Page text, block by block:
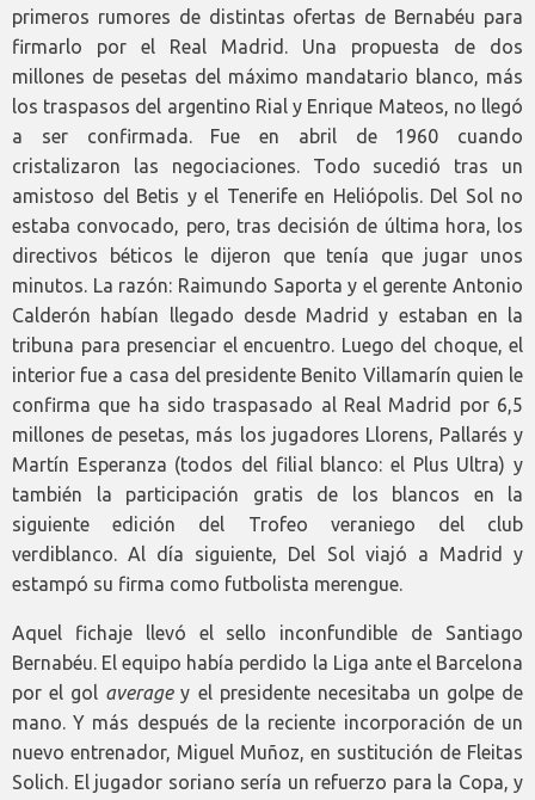
primeros rumores de distintas ofertas de Bernabéu para
firmarlo por el Real Madrid. Una propuesta de dos
millones de pesetas del máximo mandatario blanco, más
los traspasos del argentino Rial y Enrique Mateos, no llegó
a ser confirmada. Fue en abril de 1960 cuando
cristalizaron las negociaciones. Todo sucedió tras un
amistoso del Betis y el Tenerife en Heliópolis. Del Sol no
estaba convocado, pero, tras decisión de última hora, los
directivos béticos le dijeron que tenía que jugar unos
minutos. La razón: Raimundo Saporta y el gerente Antonio
Calderón habían llegado desde Madrid y estaban en la
tribuna para presenciar el encuentro. Luego del choque, el
interior fue a casa del presidente Benito Villamarín quien le
confirma que ha sido traspasado al Real Madrid por 6,5
millones de pesetas, más los jugadores Llorens, Pallarés y
Martín Esperanza (todos del filial blanco: el Plus Ultra) y
también la participación gratis de los blancos en la
siguiente edición del Trofeo veraniego del club
verdiblanco. Al día siguiente, Del Sol viajó a Madrid y
estampó su firma como futbolista merengue.
Aquel fichaje llevó el sello inconfundible de Santiago
Bernabéu. El equipo había perdido la Liga ante el Barcelona
por el gol averagey el presidente necesitaba un golpe de
mano. Y más después de la reciente incorporación de un
nuevo entrenador, Miguel Muñoz, en sustitución de Fleitas
Solich. El jugador soriano sería un refuerzo para la Copa, y